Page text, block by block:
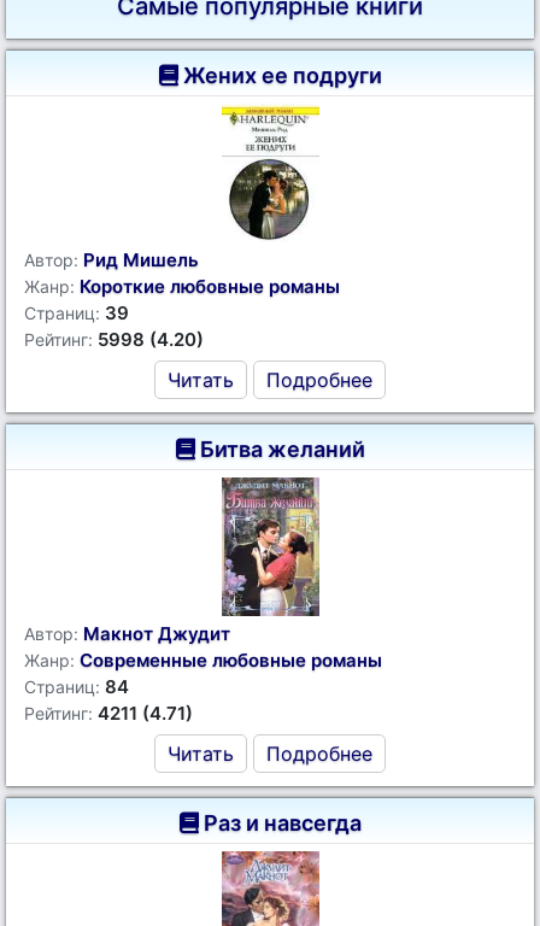
Самые популярные книги
Жених ее подруги
Автор: Рид Мишель
Жанр: Короткие любовные романы
Страниц: 39
Рейтинг: 5998 (4.20)
Читать Подробнее
Битва желаний
Автор: Макнот Джудит
Жанр: Современные любовные романы
Страниц: 84
Рейтинг: 4211 (4.71)
Читать Подробнее
Раз и навсегда